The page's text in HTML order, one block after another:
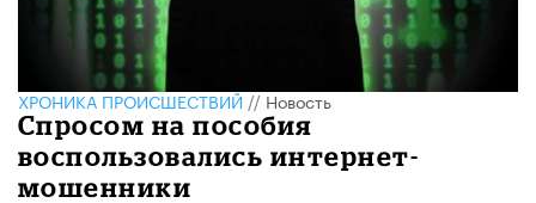
ХРОНИКА ПРОИСШЕСТВИЙ//Новость
Спросом на пособия
воспользовались интернет-
мошенники